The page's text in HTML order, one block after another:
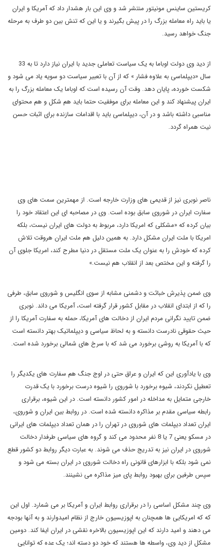
کریستین ساینس مونیتور منتشر شد و وی این بار هشدار داد که آمریکا و ایران
یا باید راه معامله بزرگ را در پیش بگیرند و یا این که تنش بین دو طرف به مرحله
جنگ خواهد رسید.
از دید وی دولت اوباما به یک سیاست تعاملی جدید با ایران نیاز دارد تا به 33
سال «دیپلماسی به علاوه فشار » که از آن با تعبیر سیاست دو سویه یاد می شود و
شکست خورده، پایان دهد. وقت آن رسیده است که اوباما یک معامله بزرگ را به
ایران پیشنهاد کند و این معامله برای موفقیت حتما باید هم شکل و هم محتوای
مناسبی داشته باشد و در آن، دیپلماسی باید با اقدامات سازنده برای اثبات حسن
نیت همراه گردد.
ناصر نوبری نیز از قدیمی های وزارت خارجه است. از مهمترین سمت های وی
سفارت ایران در شوروی سابق بوده است. وی در مصاحبه ای این اعتقاد خود را
بیان کرده که «مشکلی که امریکا دارد، مربوط به دولت های ایران نیست، بلکه
امریکا با ملت ایران مشکل دارد. به همین دلیل هم ملت ایران هروقت تلاش
کرده که خودش را به عنوان یک ملت مستقل در دنیا مطرح کند، امریکا جلوی آن
را گرفته و این مختص بعد از انقلاب هم نیست.
»
وی ضمن پذیرش خباثت و دشمنی مشابه از سوی انگلیس و شوروی سابق، طرفی
را که از ابتدای انقلاب در مقابل کشور قرار گرفته است، آمریکا می داند. نوبری
ضمن تایید نگرانی مردم ایران از دخالت های آمریکا، حمله به سفارت آمریکا را از
حیث حقوقی نادرست دانسته و به لحاظ سیاسی و دیپلماتیک بهتر دانسته است
که با آمریکا به روشی برخورد می شد که با سرخ های شمالی برخورد شده است.
وی با یادآوری این که ایران و عراق حتی در اوج جنگ هم سفارت های یکدیگر را
تعطیل نکردند، شیوه برخورد با شوروی را شیوه درست برخورد با یک قدرت
خارجی متمایل به مداخله در امور کشور دانسته است. در این شیوه، برقراری
رابطه سیاسی مقدم بر مذاکره دانسته شده است. در روابط بین ایران و شوروی،
ایران تعداد دیپلمات های شوروی در تهران را در همان تعداد دیپلمات های ایرانی
در مسکو یعنی 7 یا 8 نفر محدود می کند و گروه های سیاسی طرفدار دخالت
شوروی در ایران نیز به تدریج حذف می شوند. به عبارت دیگر روابط دو کشور قطع
نمی شود بلکه با ابزارهای قانونی راه دخالت شوروی در ایران بسته می شود و
سپس طرفین برای بهبود روابط پای میز مذاکره می نشینند.
وی چند مشکل اساسی را در برقراری روابط ایران و آمریکا بر می شمارد. اول این
که که امریکایی ها همچنان به اپوزیسیون خارج از نظام امیدوارند و به آنها بودجه
می دهند و امید دارند که این اپوزیسیون بالاخره نقشی در ایران ایفا کند. دومین
مشکل از دید وی، واسطه ها هستند که خود دو دسته اند؛ یک عده که توانایی